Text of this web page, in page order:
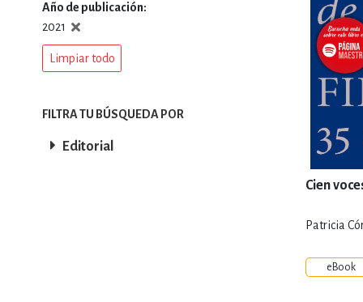
ESTILOS DE
INFANTILES,
Cien
Patricia
eBook
Año de publicación
2021
Limpiar todo
FILTRA TU BÚSQUEDA POR
Editorial